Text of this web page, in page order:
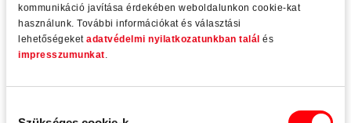
kommunikáció javítása érdekében weboldalunkon cookie-kat
használunk. További információkat és választási
lehetőségeket adatvédelmi nyilatkozatunkban talál és
impresszumunkat
vasalat nem egy végtermék, azok további beépítésre
kerülnek a nyílászáró gyártók termékeibe, ablakaiba,
ajtóiba. Ez pedig csakis közös tervezéssel, együtt